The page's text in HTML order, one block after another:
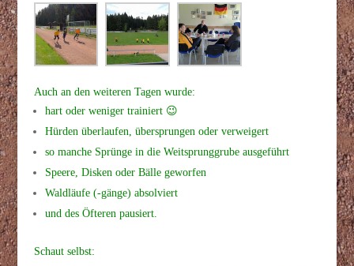
Auch an den weiteren Tagen wurde:
hart oder weniger trainiert 😉
Hürden überlaufen, übersprungen oder verweigert
so manche Sprünge in die Weitsprunggrube ausgeführt
Speere, Disken oder Bälle geworfen
Waldläufe (-gänge) absolviert
und des Öfteren pausiert.
Schaut selbst: